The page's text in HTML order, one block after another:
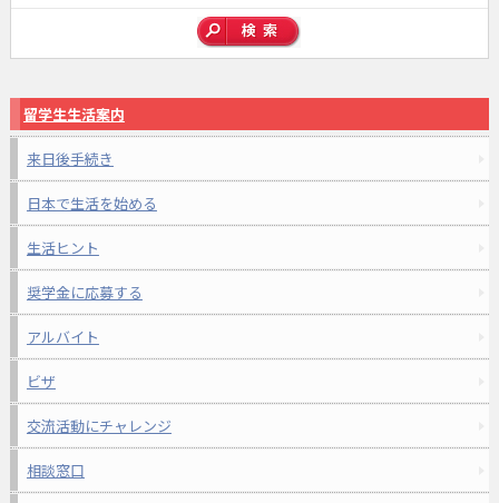
留学生生活案内
来日後手続き
日本で生活を始める
生活ヒント
奨学金に応募する
アルバイト
ビザ
交流活動にチャレンジ
相談窓口